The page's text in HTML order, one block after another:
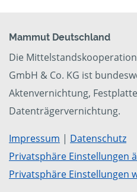
Mammut Deutschland
Die
GmbH & Co. KG ist
Aktenvernichtung,
Datenträgervernichtung.
Impressum | Datenschutz
Privatsphäre Einstellungen
Privatsphäre Einstellungen